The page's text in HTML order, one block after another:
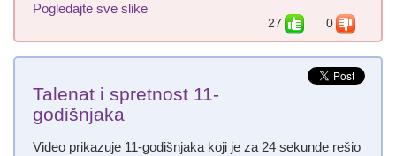
Pogledajte sve slike
27
0
Talenat i spretnost 11-
godišnjaka
Video prikazuje 11-godišnjaka koji je za 24 sekunde rešio